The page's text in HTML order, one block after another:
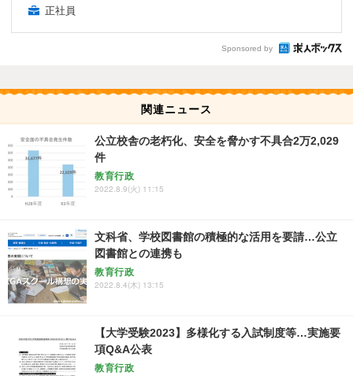
正社員
Sponsored by
関連ニュース
公立校舎の老朽化、安全を脅かす不具合2万2,029
件
教育行政
2022.8.9(火) 11:15
文科省、学校図書館の積極的な活用を要請…公立
図書館との連携も
教育行政
2022.8.4(木) 13:15
【大学受験2023】多様化する入試制度等…実施要
項Q&A公表
教育行政